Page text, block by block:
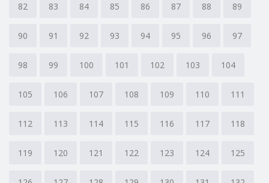
82 83 84 85 86 87 88 89
90 91 92 93 94 95 96 97
98 99 100 101 102 103 104
105 106 107 108 109 110 111
112 113 114 115 116 117 118
119 120 121 122 123 124 125